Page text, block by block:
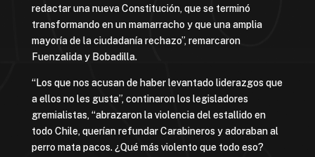
redactar una nueva Constitución, que se terminó
transformando en un mamarracho y que una amplia
mayoría de la ciudadanía rechazo”, remarcaron
Fuenzalida y Bobadilla.
“Los que nos acusan de haber levantado liderazgos que
a ellos no les gusta”, continaron los legisladores
gremialistas, “abrazaron la violencia del estallido en
todo Chile, querían refundar Carabineros y adoraban al
perro mata pacos. ¿Qué más violento que todo eso?